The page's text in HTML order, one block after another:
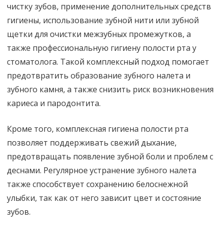
чистку зубов, применение дополнительных средств
гигиены, использование зубной нити или зубной
щетки для очистки межзубных промежутков, а
также профессиональную гигиену полости рта у
стоматолога. Такой комплексный подход помогает
предотвратить образование зубного налета и
зубного камня, а также снизить риск возникновения
кариеса и пародонтита.
Кроме того, комплексная гигиена полости рта
позволяет поддерживать свежий дыхание,
предотвращать появление зубной боли и проблем с
деснами. Регулярное устранение зубного налета
также способствует сохранению белоснежной
улыбки, так как от него зависит цвет и состояние
зубов.